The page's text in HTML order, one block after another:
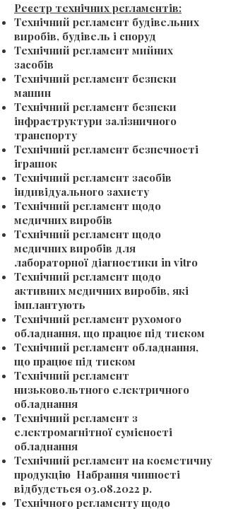
Реєстр технічних регламентів:
Технічний регламент будівельних
виробів, будівель і споруд
Технічний регламент мийних
засобів
Технічний регламент безпеки
машин
Технічний регламент безпеки
інфраструктури залізничного
транспорту
Технічний регламент безпечності
іграшок
Технічний регламент засобів
індивідуального захисту
Технічний регламент щодо
медичних виробів
Технічний регламент щодо
медичних виробів для
лабораторної діагностики in vitro
Технічний регламент щодо
активних медичних виробів, які
імплантують
Технічний регламент рухомого
обладнання, що працює під тиском
Технічний регламент обладнання,
що працює під тиском
Технічний регламент
низьковольтного електричного
обладнання
Технічний регламент з
електромагнітної сумісності
обладнання
Технічний регламент на косметичну
продукцію Набрання чинності
відбудеться 03.08.2022 р.
Технічного регламенту щодо